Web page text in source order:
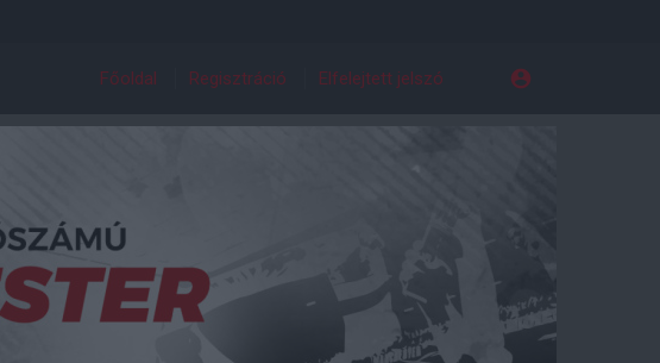
Főoldal Regisztráció Elfelejtett jelszó